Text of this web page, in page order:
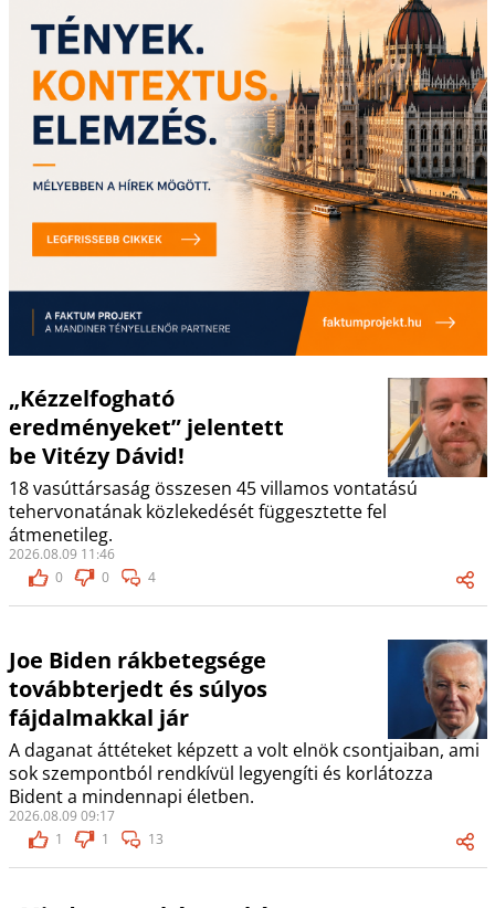
„Kézzelfogható
eredményeket” jelentett
be Vitézy Dávid!
18 vasúttársaság összesen 45 villamos vontatású
tehervonatának közlekedését függesztette fel
átmenetileg.
2026.08.09 11:46
0
0 4
Joe Biden rákbetegsége
továbbterjedt és súlyos
fájdalmakkal jár
A daganat áttéteket képzett a volt elnök csontjaiban, ami
sok szempontból rendkívül legyengíti és korlátozza
Bident a mindennapi életben.
2026.08.09 09:17
1
1 13